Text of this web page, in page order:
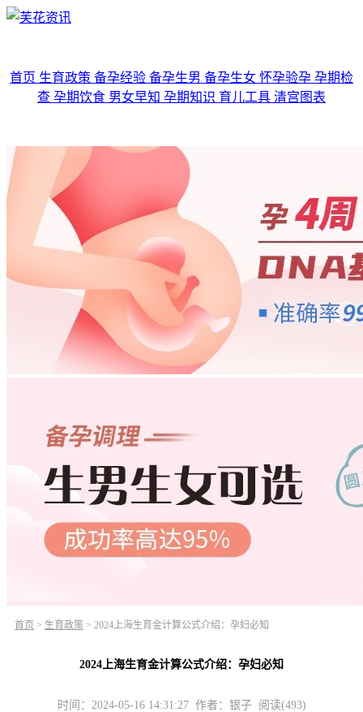
首页 生育政策 备孕经验 备孕生男 备孕生女 怀孕验孕 孕期检
查 孕期饮食 男女早知 孕期知识 育儿工具 清宫图表
首页 > 生育政策 > 2024上海生育金计算公式介绍：孕妇必知
2024上海生育金计算公式介绍：孕妇必知
时间：2024-05-16 14:31:27 作者：银子 阅读(493)